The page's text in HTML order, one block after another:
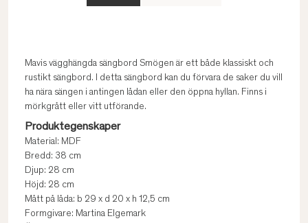
Mavis vägghängda sängbord Smögen är ett både klassiskt och
rustikt sängbord. I detta sängbord kan du förvara de saker du vill
ha nära sängen i antingen lådan eller den öppna hyllan. Finns i
mörkgrått eller vitt utförande.
Produktegenskaper
Material: MDF
Bredd: 38 cm
Djup: 28 cm
Höjd: 28 cm
Mått på låda: b 29 x d 20 x h 12,5 cm
Formgivare: Martina Elgemark